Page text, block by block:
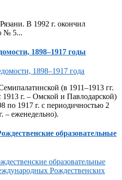
В 1992 г. окончил
№ 5...
1898–1917 годы
(в 1911–1913 гг.
г. – Омской и Павлодарской)
по 1917 г. с периодичностью 2
– еженедельно).
образовательные